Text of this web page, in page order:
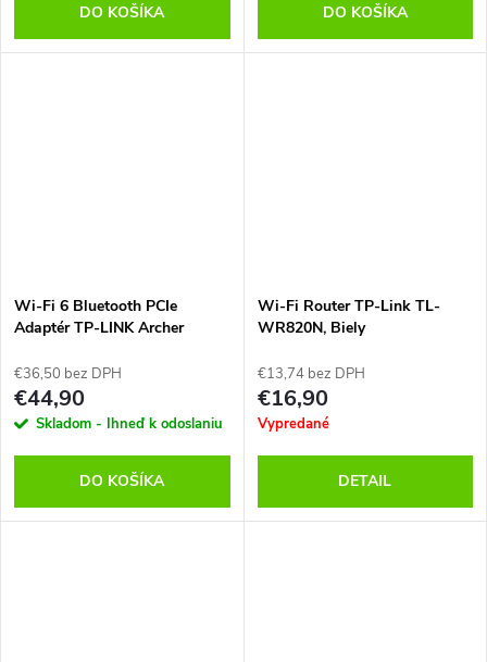
DO KOŠÍKA DO KOŠÍKA
Wi-Fi 6 Bluetooth PCIe
Adaptér TP-LINK Archer
€36,50 bez DPH
€44,90
Skladom - Ihneď k odoslaniu
DO KOŠÍKA
Wi-Fi Router TP-Link TL-
WR820N, Biely
€13,74 bez DPH
€16,90
Vypredané
DETAIL